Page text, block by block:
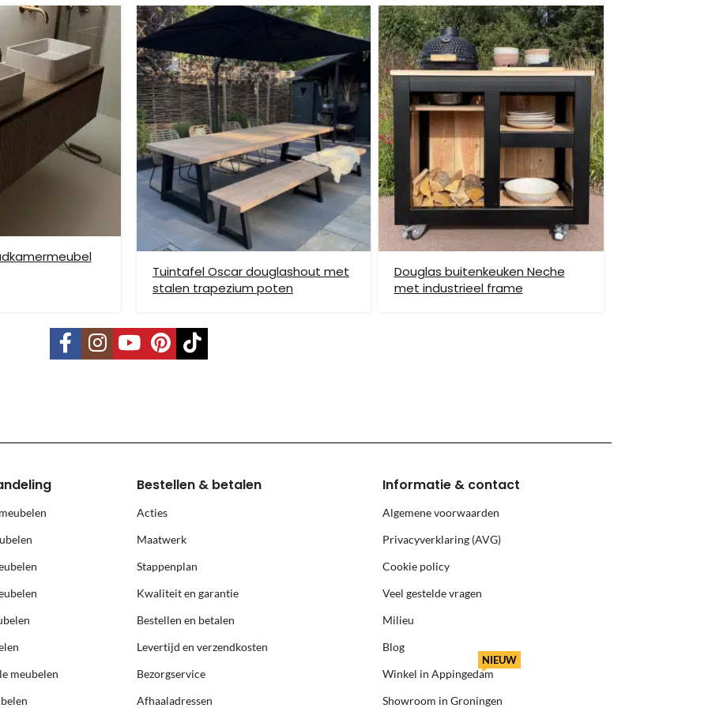
verzendmethode te kiezen. Het kan voorkomen dat u een handje moet helpen om de goederen op de juiste plek te
is niet mogelijk. Dient je meubel met een verhuislift op de gewenste locatie te komen, dan dien je dit zelf en op
op etage rekenen wij hier extra kosten voor, prijs op aanvraag.
is per pallet en is op aanvraag.
Terschelling, Ameland, Schiermonnikoog en Borkum)
Tuintafel Oscar douglashout met
stalen trapezium poten
Douglas buitenkeuken Neche
met industrieel frame
meubelen
Bestellen & betalen
Acties
Maatwerk
Stappenplan
Kwaliteit en garantie
Bestellen en betalen
Levertijd en verzendkosten
Bezorgservice
Afhaaladressen
Informatie & contact
Algemene voorwaarden
Privacyverklaring (AVG)
Cookie policy
Veel gestelde vragen
Milieu
Blog
Winkel in Appingedam
NIEUW
Showroom in Groningen